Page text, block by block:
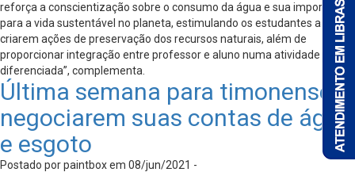
reforça a conscientização sobre o consumo da água e sua importância
para a vida sustentável no planeta, estimulando os estudantes a
criarem ações de preservação dos recursos naturais, além de
proporcionar integração entre professor e aluno numa atividade
diferenciada”, complementa.
Última semana para timonenses
negociarem suas contas de água
e esgoto
Postado por paintbox em 08/jun/2021 -